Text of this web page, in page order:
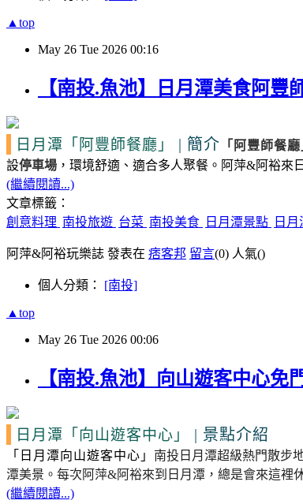
▲top
May 26 Tue 2026 00:16
【南投.魚池】日月潭美食阿豐
日月潭 「阿豐師餐廳」 | 簡介 「阿豐師餐廳
設停車場 ，環境舒適、適合多人聚餐。阿萍&阿裕
(繼續閱讀...)
文章標籤：
創意料理 南投旅遊 台菜 南投美食 日月潭景點 日
阿萍&阿裕玩樂誌 發表在 痞客邦 留言(0) 人氣()
個人分類： [南投]
▲top
May 26 Tue 2026 00:06
【南投.魚池】向山遊客中心免
日月潭 「向山遊客中心」 | 景點介紹
「 日月潭向山遊客中心 」 南投日月潭超級熱門散步
潭美景。每次阿萍&阿裕來到日月潭，總是會來這裡
(繼續閱讀...)